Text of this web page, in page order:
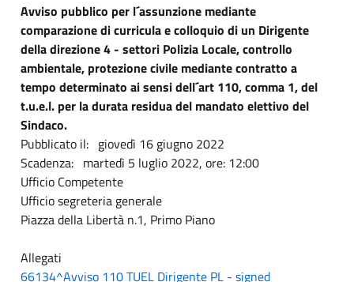
Avviso pubblico per l´assunzione mediante
comparazione di curricula e colloquio di un Dirigente
della direzione 4 - settori Polizia Locale, controllo
ambientale, protezione civile mediante contratto a
tempo determinato ai sensi dell´art 110, comma 1, del
t.u.e.l. per la durata residua del mandato elettivo del
Sindaco.
Pubblicato il: giovedì 16 giugno 2022
Scadenza: martedì 5 luglio 2022, ore: 12:00
Ufficio Competente
Ufficio segreteria generale
Piazza della Libertà n.1, Primo Piano
Allegati
66134^Avviso 110 TUEL Dirigente PL - signed